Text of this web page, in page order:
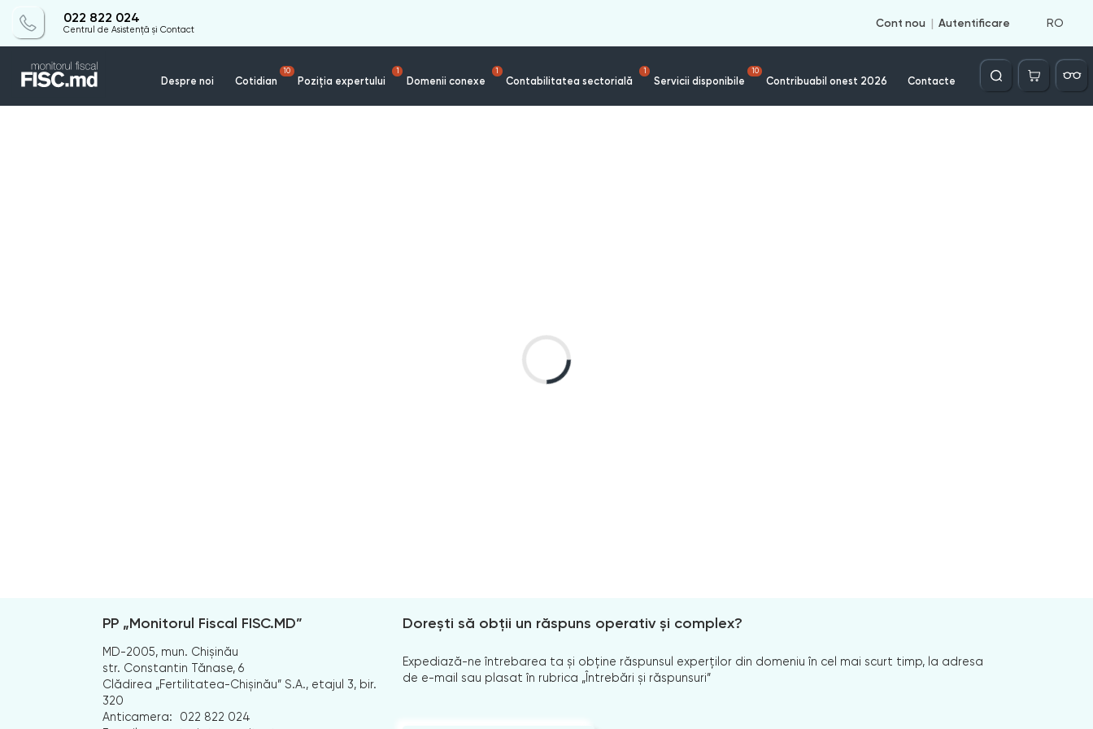
022 822 024
Centrul de Asistență și Contact
Cont nou Autentificare RO
Despre noi Cotidian
10
Poziția expertului
1
Domenii conexe
1
Contabilitatea sectorială
1
Servicii disponibile
10
Contribuabil onest 2026 Contacte
Căutare
PP „Monitorul Fiscal FISC.MD”
MD-2005, mun. Chișinău
str. Constantin Tănase, 6
Clădirea „Fertilitatea-Chișinău” S.A., etajul 3, bir.
320
Anticamera:
022 822 024
Dorești să obții un răspuns operativ și complex?
Expediază-ne întrebarea ta și obține răspunsul experților din domeniu în cel mai scurt timp, la adresa
de e-mail sau plasat în rubrica „Întrebări și răspunsuri”